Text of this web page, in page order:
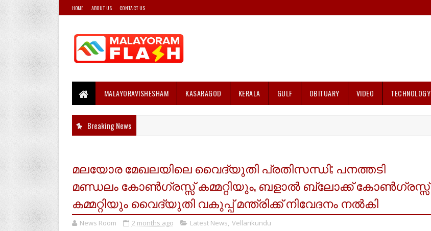
HOME ABOUT US CONTACT US
MALAYORAVISHESHAM KASARAGOD KERALA GULF OBITUARY VIDEO TECHNOLOGY
Breaking News
മലയോര മേഖലയിലെ വൈദ്യുതി പ്രതിസന്ധി; പനത്തടി
മണ്ഡലം കോൺഗ്രസ്സ് കമ്മറ്റിയും, ബളാൽ ബ്ലോക്ക് കോൺഗ്രസ്സ്
കമ്മറ്റിയും വൈദ്യുതി വകുപ്പ് മന്ത്രിക്ക് നിവേദനം നൽകി
News Room 2 months ago Latest News, Vellarikundu